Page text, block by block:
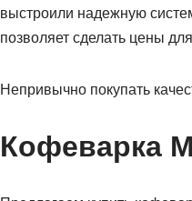
выстроили надежную
позволяет сделать цены
Непривычно покупать
Кофеварка